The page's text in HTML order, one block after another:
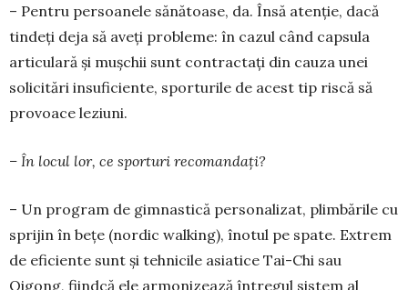
– Pentru persoanele sănă­toase, da. Însă aten­ție, dacă
tin­deți deja să aveți probleme: în cazul când capsula
articulară și mușchii sunt con­tractați din cau­za unei
solicitări insuficiente, spor­turile de acest tip riscă să
provoace leziuni.
– În locul lor, ce sporturi recomandați?
– Un program de gimnastică personalizat, plimbările cu
sprijin în bețe (nordic walking), îno­tul pe spate. Extrem
de eficiente sunt și teh­nicile asiatice Tai-Chi sau
Qigong, fiindcă ele armonizează întregul sistem al